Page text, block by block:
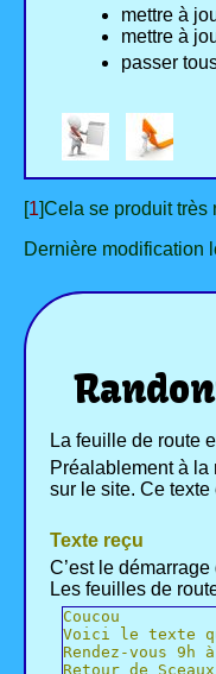
mettre à
mettre à
passer
[1]Cela se produit très
Dernière modification
La feuille de route
Préalablement à la
sur le site. Ce
Texte reçu
C’est le
Les feuilles de
Coucou
Voici le texte
Rendez-vous 9h
Retour de